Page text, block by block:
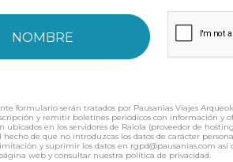
formulario serán tratados por Pausanias Viajes
y remitir boletines periódicos con información
en los servidores de Raiola (proveedor de
de que no introduzcas los datos de carácter
y suprimir los datos en rgpd@pausanias.com
web y consultar nuestra política de privacidad.